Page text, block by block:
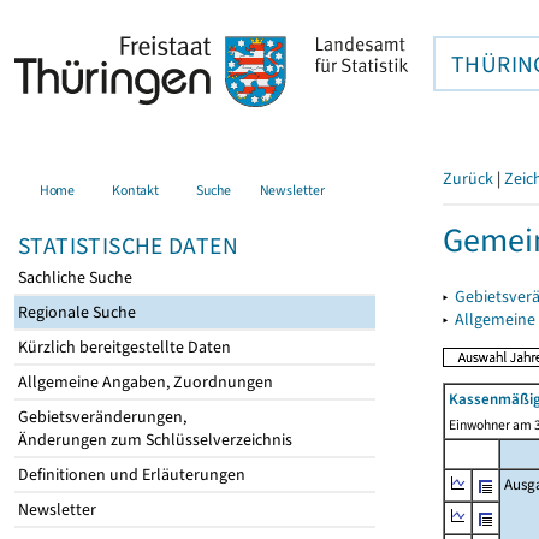
Home Kontakt Suche Newsletter
STATISTISCHE DATEN
Sachliche Suche
Regionale Suche
Kürzlich bereitgestellte Daten
Allgemeine Angaben, Zuordnungen
Gebietsveränderungen,
Änderungen zum Schlüsselverzeichnis
Definitionen und Erläuterungen
Newsletter
Zurück |
▸
▸
Einwohner am